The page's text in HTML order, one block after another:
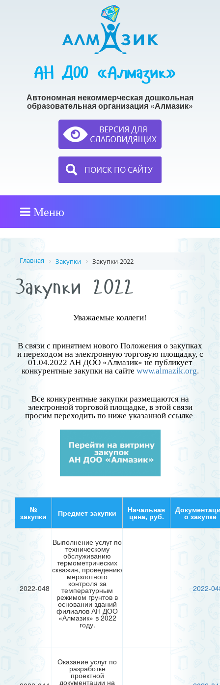
АН ДОО «Алмазик»
Автономная некоммерческая дошкольная
образовательная организация «Алмазик»
ПОИСК ПО САЙТУ
Меню
Главная Закупки Закупки-2022
Закупки 2022
Уважаемые коллеги!
В связи с принятием нового Положения о закупках
и переходом на электронную торговую площадку, с
01.04.2022 АН ДОО «Алмазик» не публикует
конкурентные закупки на сайте www.almazik.org.
Все конкурентные закупки размещаются на
электронной торговой площадке, в этой связи
просим переходить по ниже указанной ссылке
№
закупки Предмет закупки Начальная
цена, руб. о закупке
2022-048
Выполнение услуг по
техническому
обслуживанию
термометрических
скважин, проведению
мерзлотного
контроля за
температурным
режимом грунтов в
основании зданий
филиалов АН ДОО
«Алмазик» в 2022
году.
2022-
Оказание услуг по
разработке
проектной
документации на